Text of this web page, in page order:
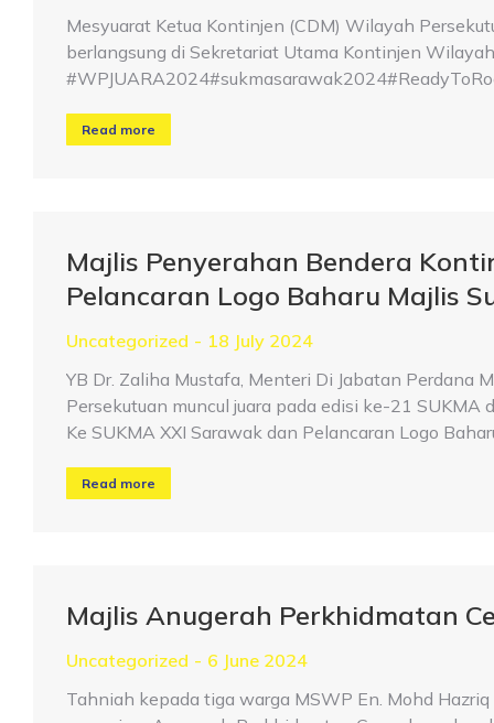
Mesyuarat Ketua Kontinjen (CDM) Wilayah
berlangsung di Sekretariat Utama Kontinjen
Read more
Majlis Penyerahan Bendera
Pelancaran Logo Baharu Majlis
Uncategorized
18 July 2024
YB Dr. Zaliha Mustafa, Menteri Di Jabatan
Persekutuan muncul juara pada edisi ke-21
Ke SUKMA XXI Sarawak dan Pelancaran Logo
Read more
Majlis Anugerah Perkhidmatan
Uncategorized
6 June 2024
Tahniah kepada tiga warga MSWP En. Mohd